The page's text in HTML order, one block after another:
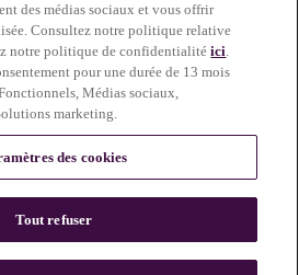
été créés ou améliorés à l’aide de l’IA. Les
plats et de notre café reflètent des
des médias sociaux et vous offrir
Consultez notre politique relative
notre politique de confidentialitéici.
pour une durée de 13 mois
Médias sociaux,
marketing.
des cookies
Tout refuser